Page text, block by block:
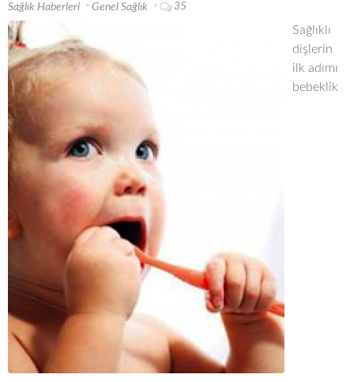
Sağlık Haberleri Genel Sağlık 35
Sağlıklı
dişlerin
ilk adımı
bebeklik